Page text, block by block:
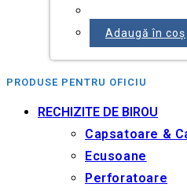
Adaugă în coș
PRODUSE PENTRU OFICIU
RECHIZITE DE BIROU
Capsatoare &
Ecusoane
Perforatoare